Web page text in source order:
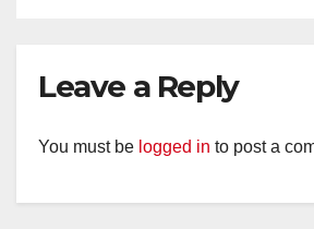
Leave a Reply
You must be logged in to post a